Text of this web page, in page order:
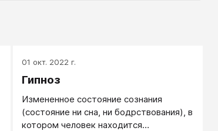
01 окт. 2022 г.
Гипноз
Измененное состояние сознания
(состояние ни сна, ни бодрствования), в
котором человек находится